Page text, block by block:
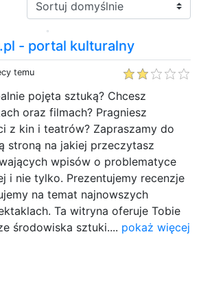
- portal kulturalny
temu
pojęta sztuką? Chcesz
oraz filmach? Pragniesz
z kin i teatrów? Zapraszamy do
stroną na jakiej przeczytasz
wpisów o problematyce
i nie tylko. Prezentujemy recenzje
na temat najnowszych
Ta witryna oferuje Tobie
środowiska sztuki.... pokaż więcej